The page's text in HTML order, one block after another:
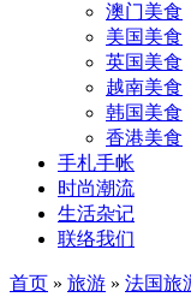
澳门美食
美国美食
英国美食
越南美食
韩国美食
香港美食
手札手帐
时尚潮流
生活杂记
联络我们
首页 » 旅游 » 法国旅